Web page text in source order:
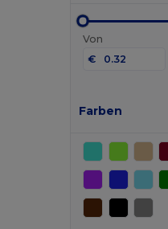
Von
€
Farben